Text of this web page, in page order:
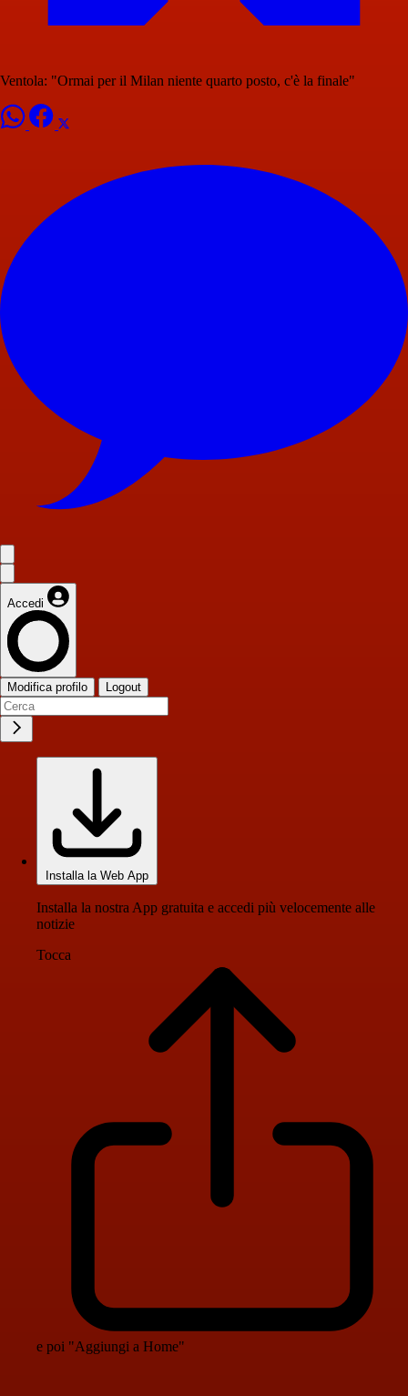
Ventola: "Ormai per il Milan niente quarto posto, c'è la finale"
Accedi
Modifica profilo Logout
Installa la Web App
Installa la nostra App gratuita e accedi più velocemente alle
notizie
Tocca
e poi "Aggiungi a Home"